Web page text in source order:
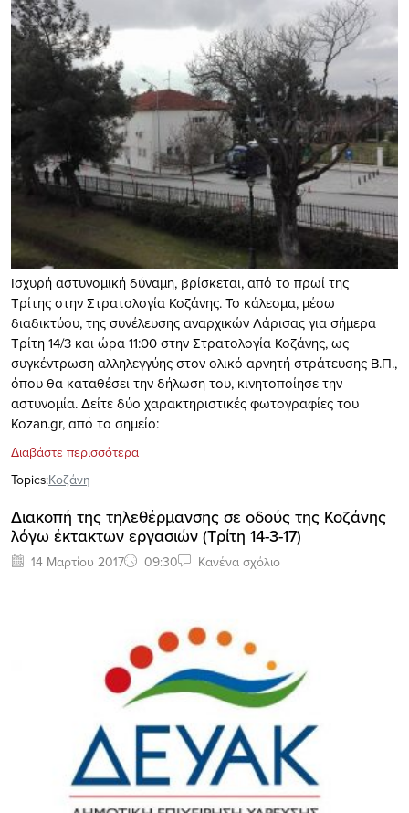
Ισχυρή αστυνομική δύναμη, βρίσκεται, από το πρωί της
Τρίτης στην Στρατολογία Κοζάνης. Το κάλεσμα, μέσω
διαδικτύου, της συνέλευσης αναρχικών Λάρισας για σήμερα
Τρίτη 14/3 και ώρα 11:00 στην Στρατολογία Κοζάνης, ως
συγκέντρωση αλληλεγγύης στον ολικό αρνητή στράτευσης Β.Π.,
όπου θα καταθέσει την δήλωση του, κινητοποίησε την
αστυνομία. Δείτε δύο χαρακτηριστικές φωτογραφίες του
Kozan.gr, από το σημείο:
Διαβάστε περισσότερα
Topics:Κοζάνη
Διακοπή της τηλεθέρμανσης σε οδούς της Κοζάνης
λόγω έκτακτων εργασιών (Τρίτη 14-3-17)
14 Μαρτίου 2017 09:30 Κανένα σχόλιο